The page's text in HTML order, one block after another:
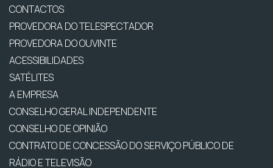
CONTACTOS
PROVEDORA DO TELESPECTADOR
PROVEDORA DO OUVINTE
ACESSIBILIDADES
SATÉLITES
A EMPRESA
CONSELHO GERAL INDEPENDENTE
CONSELHO DE OPINIÃO
CONTRATO DE CONCESSÃO DO SERVIÇO PÚBLICO DE
RÁDIO E TELEVISÃO